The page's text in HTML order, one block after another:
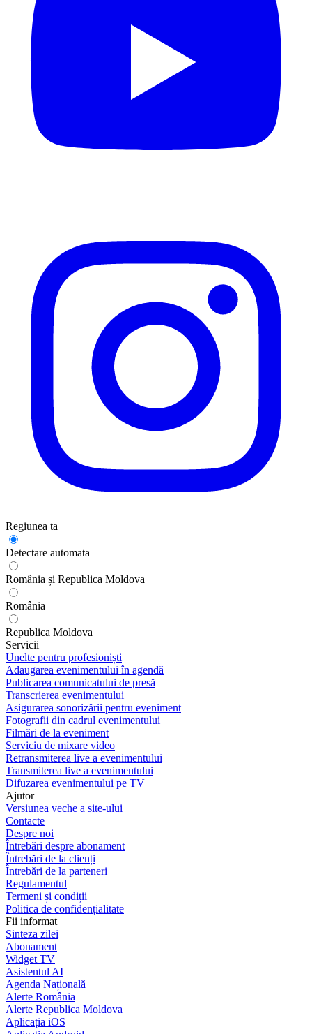
Regiunea ta
Detectare automata
România și Republica Moldova
România
Republica Moldova
Servicii
Unelte pentru profesioniști
Adaugarea evenimentului în agendă
Publicarea comunicatului de presă
Transcrierea evenimentului
Asigurarea sonorizării pentru eveniment
Fotografii din cadrul evenimentului
Filmări de la eveniment
Serviciu de mixare video
Retransmiterea live a evenimentului
Transmiterea live a evenimentului
Difuzarea evenimentului pe TV
Ajutor
Versiunea veche a site-ului
Contacte
Despre noi
Întrebări despre abonament
Întrebări de la clienți
Întrebări de la parteneri
Regulamentul
Termeni și condiții
Politica de confidențialitate
Fii informat
Sinteza zilei
Abonament
Widget TV
Asistentul AI
Agenda Națională
Alerte România
Alerte Republica Moldova
Aplicația iOS